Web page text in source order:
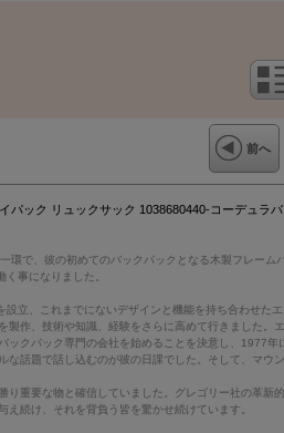
前へ
ック リュックサック 1038680440-コーデュラ
環で、彼の初めてのバックパックとなる木製フレー
事になりました。
立、これまでにないデザインと機能を持ち合わせ
作、技術や知識、経験をさらに高めて行きました
ックパック専門の会社を始めることを決意し、
話題で話し込むのが彼の日課でした。そして、マ
重要な物と確信していました。グレゴリー社の革
続け、それを背負う皆を驚かせ続けています。